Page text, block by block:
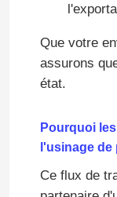
Que votre
assurons
état.
Pourquoi
l'usinage de
Ce flux de